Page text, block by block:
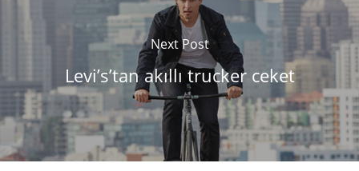
Next Post
Levi’s’tan akıllı trucker ceket